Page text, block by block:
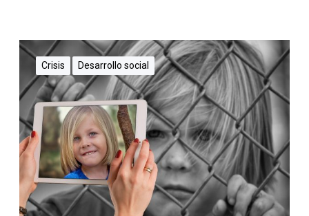
Crisis Desarrollo social